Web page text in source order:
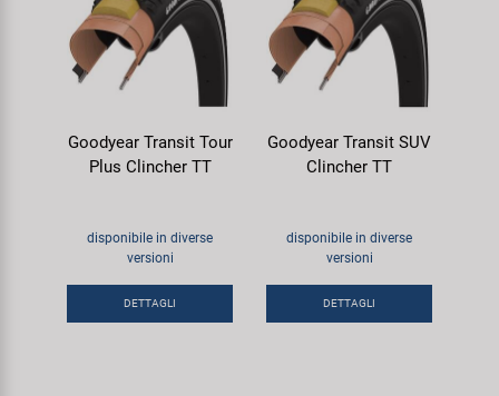
Goodyear Transit Tour
Plus Clincher TT
disponibile in diverse
versioni
DETTAGLI
Goodyear Transit SUV
Clincher TT
disponibile in diverse
versioni
DETTAGLI